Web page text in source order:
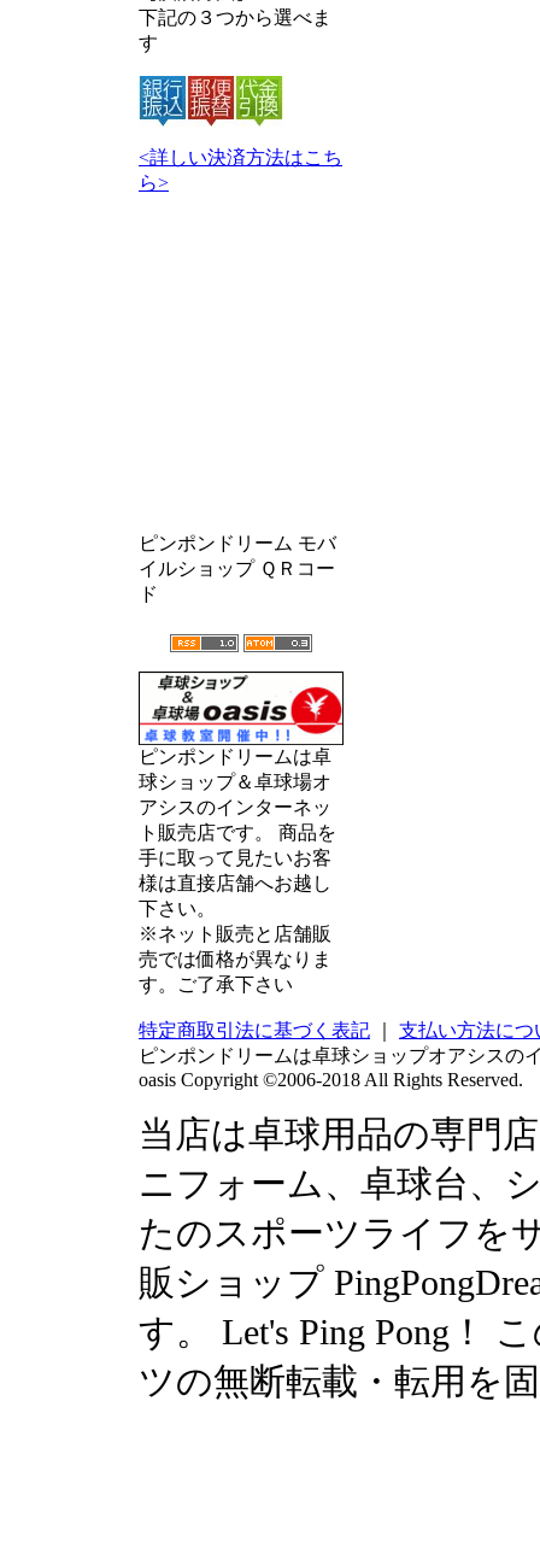
下記の３つから選べま
す
<詳しい決済方法はこち
ら>
ピンポンドリーム モバ
イルショップ ＱＲコー
ド
ピンポンドリームは卓
球ショップ＆卓球場オ
アシスのインターネッ
ト販売店です。 商品を
手に取って見たいお客
様は直接店舗へお越し
下さい。
※ネット販売と店舗販
売では価格が異なりま
す。ご了承下さい
特定商取引法に基づく表記
支払い方法につ
ピンポンドリームは卓球ショップオアシスの
oasis Copyright ©2006-2018 All Rights Reserved.
当店は卓球用品の専門
ニフォーム、卓球台、
たのスポーツライフを
販ショップ
す。 Let's Ping Pong！
ツの無断転載・転用を